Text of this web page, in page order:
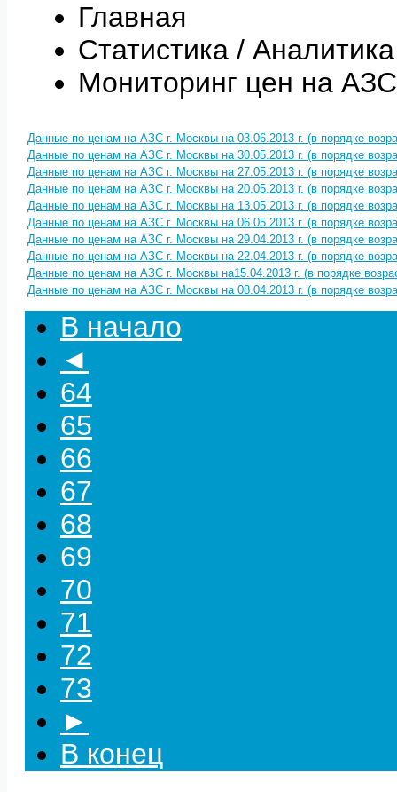
Главная
Статистика / Аналитика
Мониторинг цен на
Данные по ценам на АЗС г. Москвы на 03.06.2013 г. (в порядке
Данные по ценам на АЗС г. Москвы на 30.05.2013 г. (в порядке
Данные по ценам на АЗС г. Москвы на 27.05.2013 г. (в порядке
Данные по ценам на АЗС г. Москвы на 20.05.2013 г. (в порядке
Данные по ценам на АЗС г. Москвы на 13.05.2013 г. (в порядке
Данные по ценам на АЗС г. Москвы на 06.05.2013 г. (в порядке
Данные по ценам на АЗС г. Москвы на 29.04.2013 г. (в порядке
Данные по ценам на АЗС г. Москвы на 22.04.2013 г. (в порядке
Данные по ценам на АЗС г. Москвы на15.04.2013 г. (в порядке
Данные по ценам на АЗС г. Москвы на 08.04.2013 г. (в порядке
В начало
◄
64
65
66
67
68
69
70
71
72
73
►
В конец